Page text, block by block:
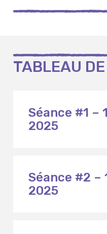
TABLEAU
Séance #1 –
2025
Séance #2 –
2025